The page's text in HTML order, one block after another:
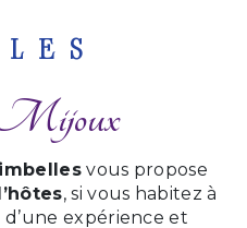
Mijoux
vous propose
, si vous habitez à
expérience et